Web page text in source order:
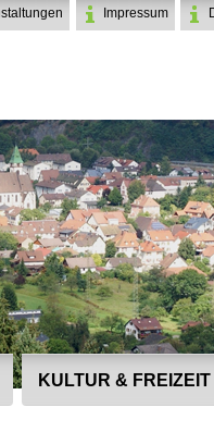
Impressum
KULTUR & FREIZEIT